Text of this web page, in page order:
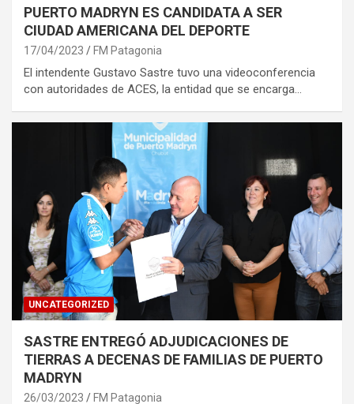
PUERTO MADRYN ES CANDIDATA A SER
CIUDAD AMERICANA DEL DEPORTE
17/04/2023 FM Patagonia
El intendente Gustavo Sastre tuvo una videoconferencia
con autoridades de ACES, la entidad que se encarga…
UNCATEGORIZED
SASTRE ENTREGÓ ADJUDICACIONES DE
TIERRAS A DECENAS DE FAMILIAS DE PUERTO
MADRYN
26/03/2023 FM Patagonia